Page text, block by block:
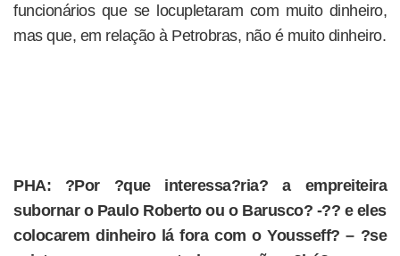
funcionários que se locupletaram com muito dinheiro,
mas que, em relação à Petrobras, não é muito dinheiro.
PHA: ?Por ?que interessa?ria? a empreiteira
subornar o Paulo Roberto ou o Barusco? -?? e eles
colocarem dinheiro lá fora com o Yousseff? – ?se